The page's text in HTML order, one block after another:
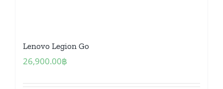
Lenovo Legion Go
26,900.00฿